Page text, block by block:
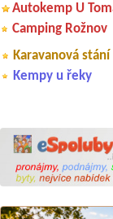
Autokemp U
Camping Rožnov
Karavanová stání
Kempy u řeky